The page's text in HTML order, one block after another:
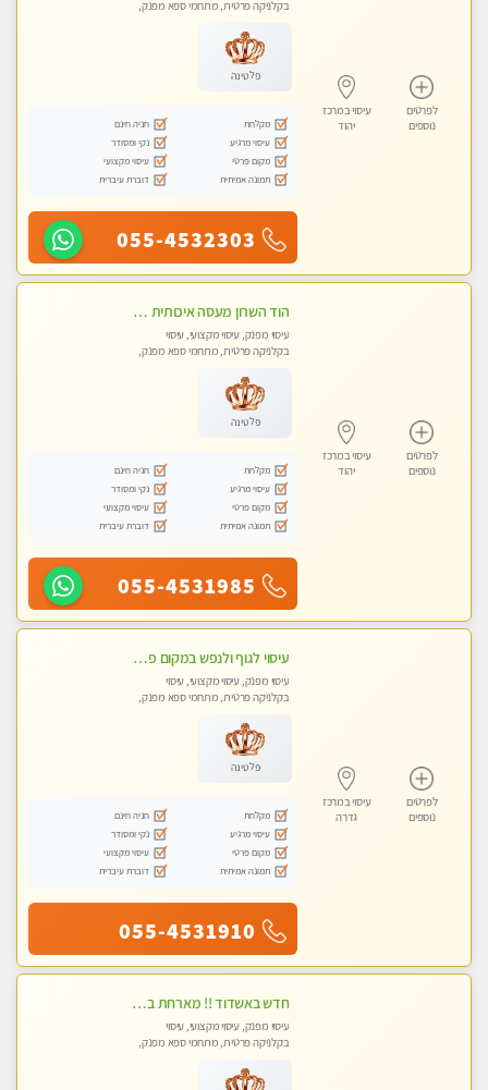
לפרטים
נוספים
עיסוי במרכז
יהוד
בקלניקה פרטית, מתחמי ספא מפנק,
פלטינה
מקלחת
חניה חינם
עיסוי מרגיע
נקי ומסודר
מקום פרטי
עיסוי מקצועי
תמונה אמיתית
דוברת עיברית
055-4532303
לפרטים
נוספים
עיסוי במרכז
יהוד
הוד השרון מעסה איכותית מפנקת ומקצועית לעיסוי חלומי .....
עיסוי מפנק, עיסוי מקצועי, עיסוי
בקלניקה פרטית, מתחמי ספא מפנק,
פלטינה
מקלחת
חניה חינם
עיסוי מרגיע
נקי ומסודר
מקום פרטי
עיסוי מקצועי
תמונה אמיתית
דוברת עיברית
055-4531985
לפרטים
נוספים
עיסוי במרכז
גדרה
עיסוי לגוף ולנפש במקום פרטי ואיכותי
עיסוי מפנק, עיסוי מקצועי, עיסוי
בקלניקה פרטית, מתחמי ספא מפנק,
פלטינה
מקלחת
חניה חינם
עיסוי מרגיע
נקי ומסודר
מקום פרטי
עיסוי מקצועי
תמונה אמיתית
דוברת עיברית
055-4531910
חדש באשדוד !! מארחת בדירתי באופן פרטי ודיסקרטי מקום יפה מסודר נקי ואווירה נעימה יחס טוב בבית חםללא מין !!
עיסוי מפנק, עיסוי מקצועי, עיסוי
בקלניקה פרטית, מתחמי ספא מפנק,